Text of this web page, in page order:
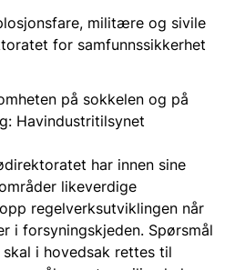
militære og sivile
for samfunnssikkerhet
på sokkelen og på
Havindustritilsynet
har innen sine
likeverdige
regelverksutviklingen når
i forsyningskjeden. Spørsmål
i hovedsak rettes til